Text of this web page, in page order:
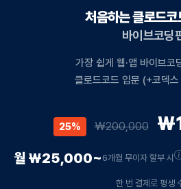
처음하는 클로드
바이브코딩
가장 쉽게 웹·앱 바이브코
클로드코드 입문 (+코덱
25% ₩200,000
월 ₩25,000~6개월 무이자 할부 시
한 번 결제로 평생